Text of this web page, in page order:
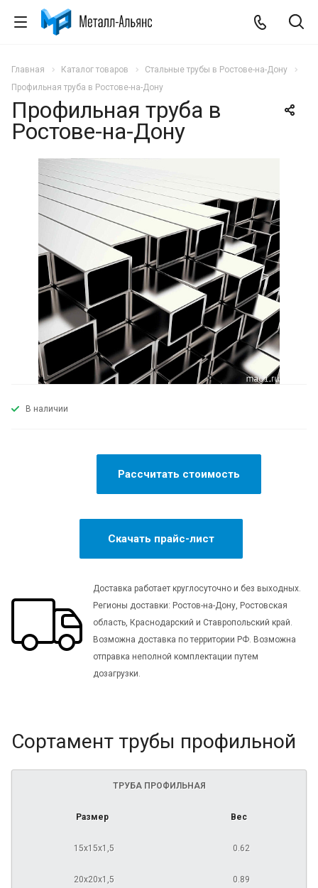
Главная Каталог товаров
Стальные трубы в Ростове-на-Дону
Профильная труба в Ростове-на-Дону
Профильная труба в
Ростове-на-Дону
В наличии
Рассчитать стоимость
Скачать прайс-лист
Доставка работает круглосуточно и без выходных.
Регионы доставки: Ростов-на-Дону, Ростовская
область, Краснодарский и Ставропольский край.
Возможна доставка по территории РФ. Возможна
отправка неполной комплектации путем
дозагрузки.
Сортамент трубы профильной
ТРУБА ПРОФИЛЬНАЯ
Размер Вес
15х15х1,5 0.62
20х20х1,5 0.89